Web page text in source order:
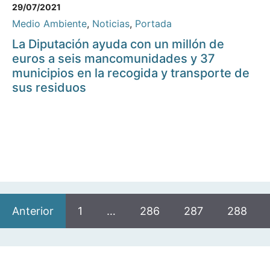
29/07/2021
Medio Ambiente, Noticias, Portada
La Diputación ayuda con un millón de
euros a seis mancomunidades y 37
municipios en la recogida y transporte de
sus residuos
Anterior 1 … 286 287 288